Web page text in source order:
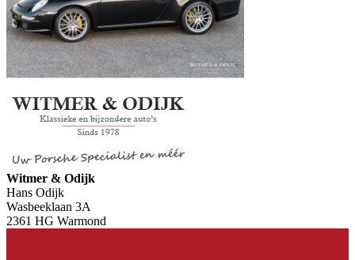
Witmer & Odijk
Hans Odijk
Wasbeeklaan 3A
2361 HG Warmond